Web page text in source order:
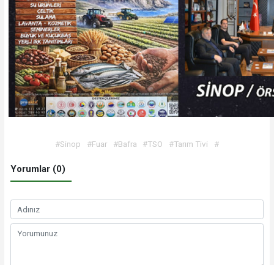
#Sinop #Fuar #Bafra #TSO #Tarım Tivi #
Yorumlar (0)